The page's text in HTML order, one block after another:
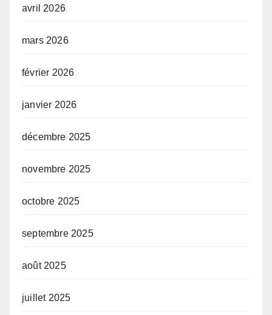
avril 2026
mars 2026
février 2026
janvier 2026
décembre 2025
novembre 2025
octobre 2025
septembre 2025
août 2025
juillet 2025